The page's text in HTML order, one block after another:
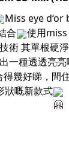
Miss eye
合
使用
術 其單根硬
一種透透亮
得幾好睇，間
狀嘅新款式